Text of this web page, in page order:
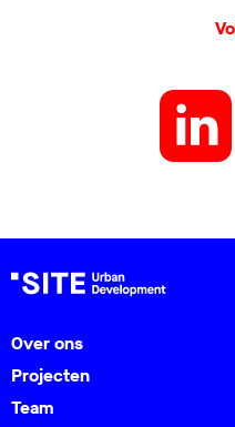
Over ons
Projecten
Team